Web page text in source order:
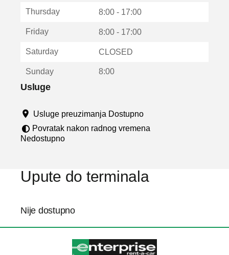
u
Thursday 8:00 - 17:00
Friday 8:00 - 17:00
Saturday CLOSED
Sunday 8:00
Usluge
Usluge preuzimanja Dostupno
Povratak nakon radnog vremena
Nedostupno
Upute do terminala
Nije dostupno